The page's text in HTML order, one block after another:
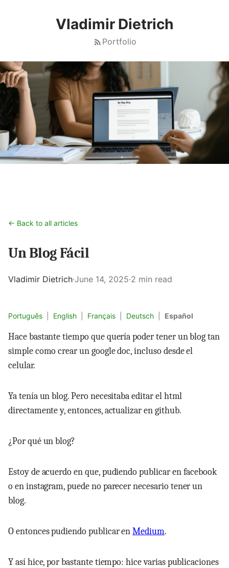
Vladimir Dietrich
Portfolio
← Back to all articles
Un Blog Fácil
Vladimir Dietrich·June 14, 2025·2 min read
Português English Français Deutsch Español
Hace bastante tiempo que quería poder tener un blog tan
simple como crear un google doc, incluso desde el
celular.
Ya tenía un blog. Pero necesitaba editar el html
directamente y, entonces, actualizar en github.
¿Por qué un blog?
Estoy de acuerdo en que, pudiendo publicar en facebook
o en instagram, puede no parecer necesario tener un
blog.
O entonces pudiendo publicar enMedium.
Y así hice, por bastante tiempo: hice varias publicaciones